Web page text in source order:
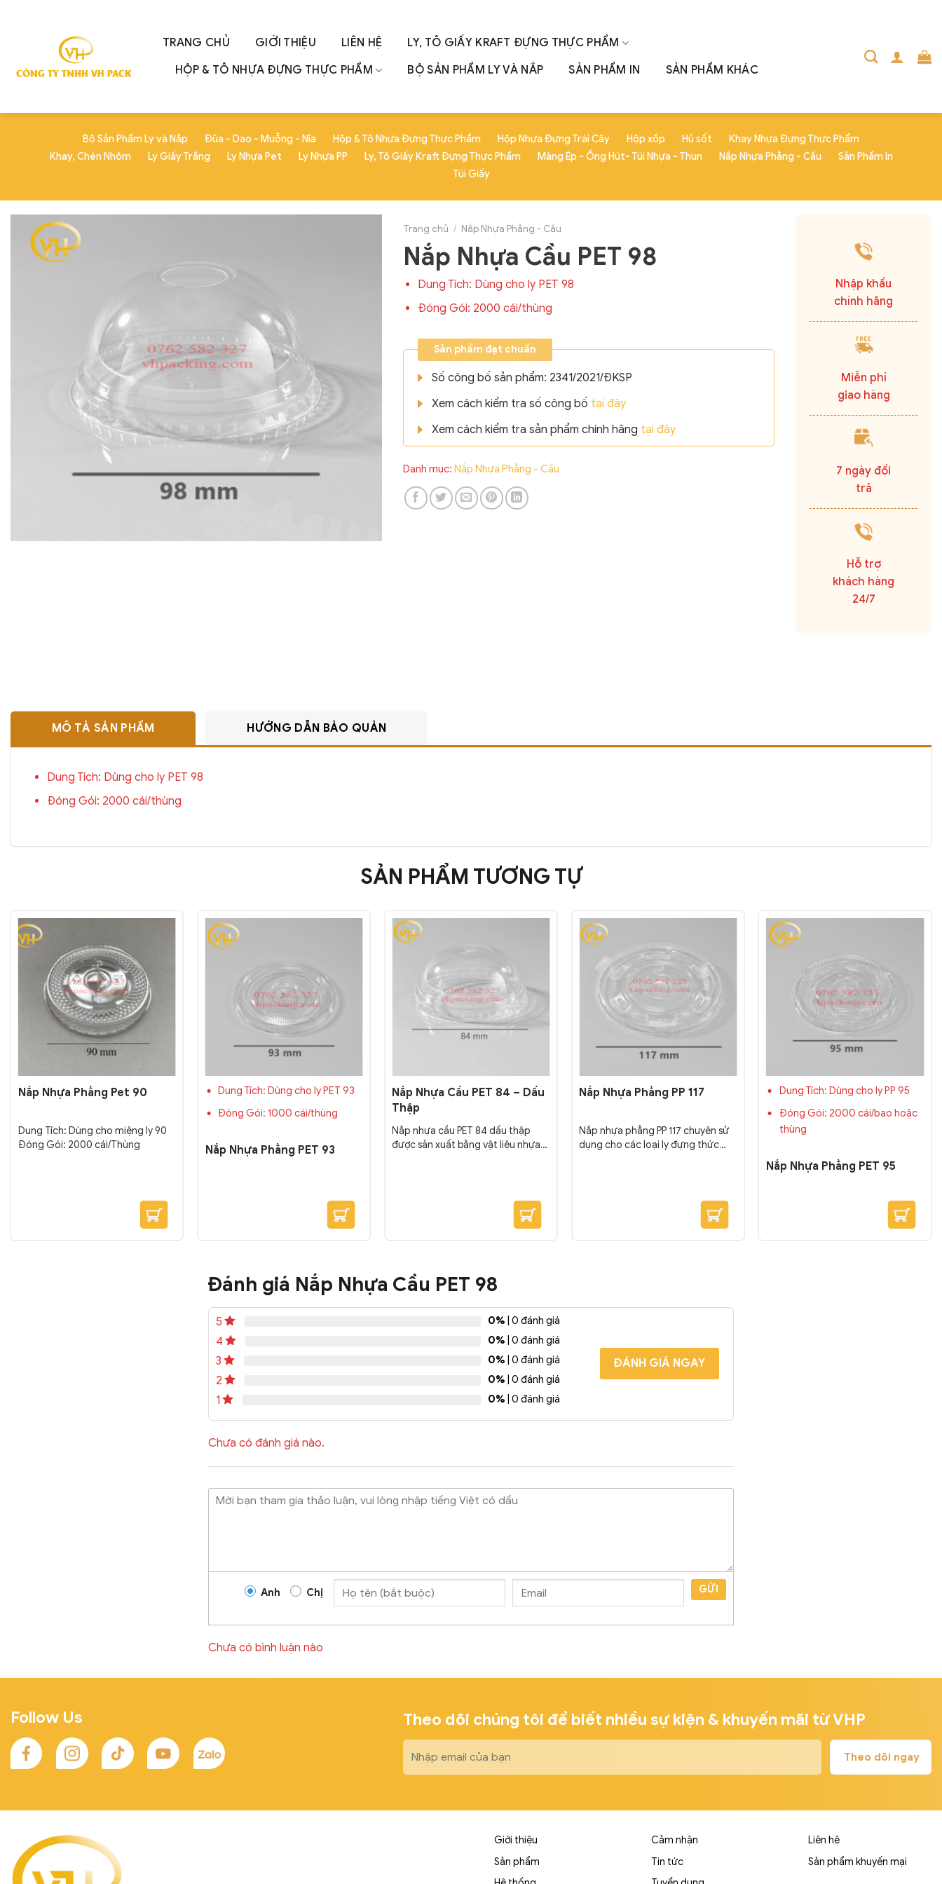
TRANG CHỦ GIỚI THIỆU LIÊN HỆ
LY, TÔ GIẤY KRAFT ĐỰNG THỰC PHẨM
HỘP & TÔ NHỰA ĐỰNG THỰC PHẨM
BỘ SẢN PHẨM LY VÀ NẮP SẢN PHẨM IN SẢN PHẨM KHÁC
Bộ Sản Phẩm Ly và Nắp Đũa - Dao - Muỗng - Nĩa Hộp & Tô Nhựa Đựng Thực Phẩm Hộp Nhựa Đựng Trái Cây Hộp xốp Hủ sốt
Khay Nhựa Đựng Thực Phẩm
Khay, Chén Nhôm
Ly Giấy Trắng Ly Nhựa Pet Ly Nhựa PP Ly, Tô Giấy Kraft Đựng Thực Phẩm Màng Ép - Ống Hút- Túi Nhựa - Thun Nắp Nhựa Phẳng - Cầu
Sản Phẩm In
Túi Giấy
Trang chủ / Nắp Nhựa Phẳng - Cầu
Nắp Nhựa Cầu PET 98
Dung Tích: Dùng cho ly PET 98
Đóng Gói: 2000 cái/thùng
Sản phẩm đạt chuẩn
Số công bố sản phẩm: 2341/2021/ĐKSP
Xem cách kiểm tra số công bố tại đây
Xem cách kiểm tra sản phẩm chính hãng tại đây
Danh mục: Nắp Nhựa Phẳng - Cầu
Nhập khẩu
chính hãng
Miễn phí
giao hàng
7 ngày đổi
trả
Hỗ trợ
khách hàng
24/7
MÔ TẢ SẢN PHẨM HƯỚNG DẪN BẢO QUẢN
Dung Tích: Dùng cho ly PET 98
Đóng Gói: 2000 cái/thùng
SẢN PHẨM TƯƠNG TỰ
Nắp Nhựa Phẳng Pet 90
Dung Tích: Dùng cho miệng ly 90
Đóng Gói: 2000 cái/Thùng
Nắp Nhựa Phẳng PET 93
Dung Tích: Dùng cho ly PET 93
Đóng Gói: 1000 cái/thùng
Nắp Nhựa Cầu PET 84 – Dấu
Thập
Nắp nhựa cầu PET 84 dấu thập
được sản xuất bằng vật liệu nhựa
Nắp Nhựa Phẳng PP 117
Nắp nhựa phẳng PP 117 chuyên sử
dụng cho các loại ly đựng thức
dinh dưỡng, soup nóng 500ml.
Nắp nhựa phẳng PP 177 được dùng
phổ biến nhất cho các sản phẩm
như cháo dinh dưỡng, trà tắc,...
Nắp Nhựa Phẳng PET 95
Dung Tích: Dùng cho ly PP 95
Đóng Gói: 2000 cái/bao hoặc
thùng
Đánh giá Nắp Nhựa Cầu PET 98
5 0% | 0 đánh giá
4 0% | 0 đánh giá
3 0% | 0 đánh giá
2 0% | 0 đánh giá
1 0% | 0 đánh giá
ĐÁNH GIÁ NGAY
Chưa có đánh giá nào.
Anh Chị GỬI
Chưa có bình luận nào
Follow Us Theo dõi chúng tôi để biết nhiều sự kiện & khuyến mãi từ VHP
Giới thiệu
Sản phẩm
Cảm nhận
Tin tức
Liên hệ
Sản phẩm khuyến mại